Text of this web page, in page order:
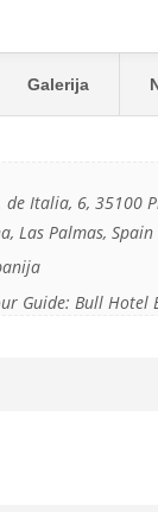
Galerija
de Italia, 6, 35100
Las Palmas, Spain
Guide: Bull